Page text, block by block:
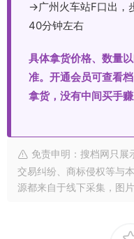
→广州火车站F口出，
40分钟左右
具体拿货价格、数量
准。开通会员可查看
拿货，没有中间买手赚
免责申明：搜档网只展
交易纠纷、商标侵权等与
源都来自于线下采集，图